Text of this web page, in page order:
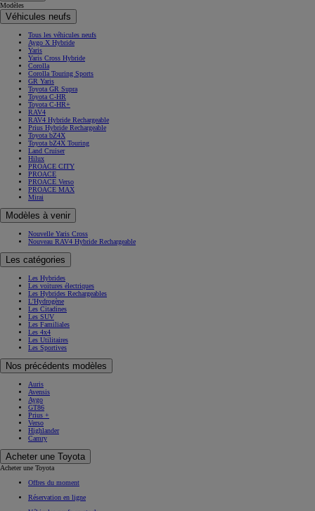
Modèles
Véhicules neufs
Tous les véhicules neufs
Aygo X Hybride
Yaris
Yaris Cross Hybride
Corolla
Corolla Touring Sports
GR Yaris
Toyota GR Supra
Toyota C-HR
Toyota C-HR+
RAV4
RAV4 Hybride Rechargeable
Prius Hybride Rechargeable
Toyota bZ4X
Toyota bZ4X Touring
Land Cruiser
Hilux
PROACE CITY
PROACE
PROACE Verso
PROACE MAX
Mirai
Modèles à venir
Nouvelle Yaris Cross
Nouveau RAV4 Hybride Rechargeable
Les catégories
Les Hybrides
Les voitures électriques
Les Hybrides Rechargeables
L'Hydrogène
Les Citadines
Les SUV
Les Familiales
Les 4x4
Les Utilitaires
Les Sportives
Nos précédents modèles
Auris
Avensis
Aygo
GT86
Prius +
Verso
Highlander
Camry
Acheter une Toyota
Acheter une Toyota
Offres du moment
Réservation en ligne